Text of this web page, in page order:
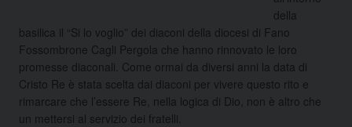
della
basilica il “Si lo voglio” dei diaconi della diocesi di Fano
Fossombrone Cagli Pergola che hanno rinnovato le loro
promesse diaconali. Come ormai da diversi anni la data di
Cristo Re è stata scelta dai diaconi per vivere questo rito e
rimarcare che l’essere Re, nella logica di Dio, non è altro che
un mettersi al servizio dei fratelli.